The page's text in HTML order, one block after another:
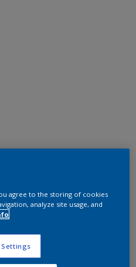
agree to the storing of cookies
analyze site usage, and
Settings